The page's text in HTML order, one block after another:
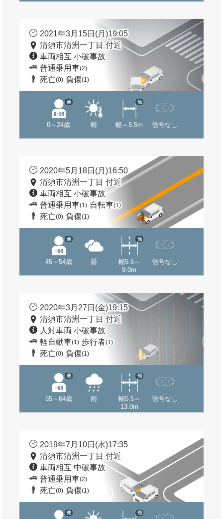
2021年3月15日(月)19:05
清須市清洲一丁目 付近
車両相互 小破事故
普通乗用車(2)
死亡(0) 負傷(1)
0～24歳
他
晴 幅～5.5m
他
信号なし
2020年5月18日(月)16:50
清須市清洲一丁目 付近
車両相互 小破事故
普通乗用車(1) 自転車(1)
死亡(0) 負傷(1)
45～54歳
他
曇
幅5.5～
9.0m
他
信号なし
2020年3月27日(金)19:15
清須市清洲一丁目 付近
人対車両 小破事故
軽自動車(1) 歩行者(1)
死亡(0) 負傷(1)
55～64歳
他
雨
幅5.5～
13.0m
他
信号なし
2019年7月10日(水)17:35
清須市清洲一丁目 付近
車両相互 中破事故
普通乗用車(2)
死亡(0) 負傷(1)
他 他